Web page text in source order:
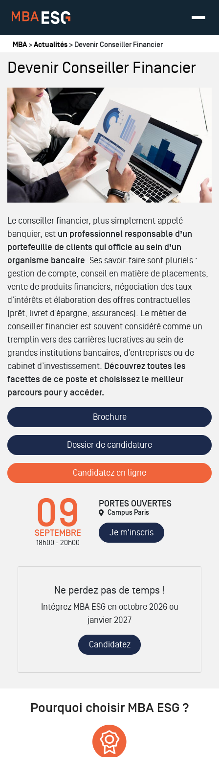
Vous êtes ici
MBA>Actualités > Devenir Conseiller Financier
Devenir Conseiller Financier
Le conseiller financier, plus simplement appelé
banquier, est un professionnel responsable d’un
portefeuille de clients qui officie au sein d’un
organisme bancaire. Ses savoir-faire sont pluriels :
gestion de compte, conseil en matière de placements,
vente de produits financiers, négociation des taux
d’intérêts et élaboration des offres contractuelles
(prêt, livret d’épargne, assurances). Le métier de
conseiller financier est souvent considéré comme un
tremplin vers des carrières lucratives au sein de
grandes institutions bancaires, d’entreprises ou de
cabinet d’investissement. Découvrez toutes les
facettes de ce poste et choisissez le meilleur
parcours pour y accéder.
Brochure
Dossier de candidature
Candidatez en ligne
09
SEPTEMBRE
18h00 - 20h00
PORTES OUVERTES
Campus Paris
Je m'inscris
Ne perdez pas de temps !
Intégrez MBA ESG en octobre 2026 ou
janvier 2027
Candidatez
Pourquoi choisir MBA ESG ?